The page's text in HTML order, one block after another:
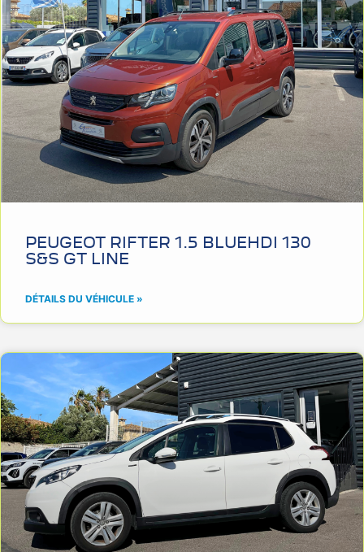
PEUGEOT RIFTER 1.5 BLUEHDI 130
S&S GT LINE
DÉTAILS DU VÉHICULE »